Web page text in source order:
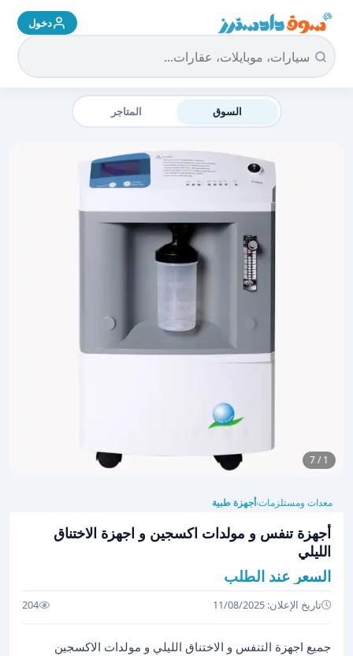
سوق دادسترز الرئيسية دخول
السوق المتاجر
1 / 7
معدات ومستلزمات›أجهزة طبية
أجهزة تنفس و مولدات اكسجين و اجهزة الاختناق
الليلي
السعر عند الطلب
تاريخ الإعلان: 11/08/2025 204
جميع اجهزة التنفس و الاختناق الليلي و مولدات الاكسجين